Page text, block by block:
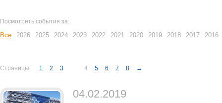
Посмотреть события за:
Все 2026 2025 2024 2023 2022 2021 2020 2019 2018 2017 2016
Страницы: 1 2 3 4 5 6 7 8 →
04.02.2019